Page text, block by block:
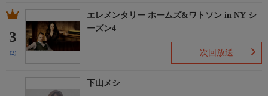
3
(2)
エレメンタリー ホームズ&ワトソン in NY シ
ーズン4
次回放送
下山メシ